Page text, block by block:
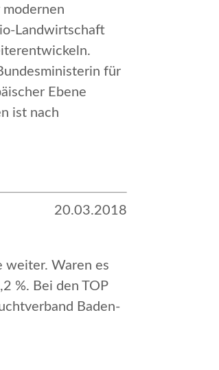
Landwirtschaft
für
Ebene
ist nach
20.03.2018
weiter. Waren es
%. Bei den TOP
Baden-